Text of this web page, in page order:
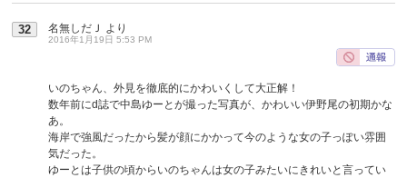
32 名無しだＪ より
2016年1月19日 5:53 PM
いのちゃん、外見を徹底的にかわいくして大正解！
数年前にd誌で中島ゆーとが撮った写真が、かわいい伊野尾の初期かな
あ。
海岸で強風だったから髪が顔にかかって今のような女の子っぽい雰囲
気だった。
ゆーとは子供の頃からいのちゃんは女の子みたいにきれいと言ってい